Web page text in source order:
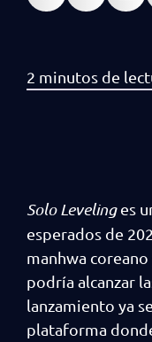
Solo Levelinges
esperados de
manhwa
podría alcanzar
lanzamiento ya
plataforma